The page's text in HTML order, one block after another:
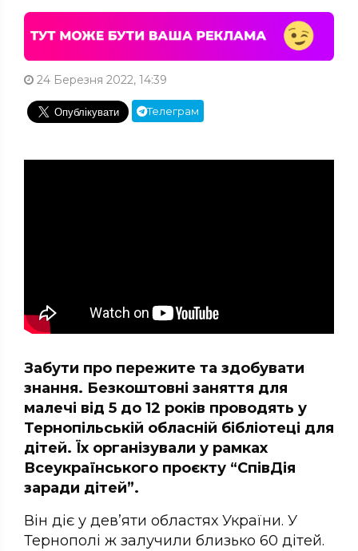
24 Березня 2022, 14:39
Телеграм
Забути про пережите та здобувати
знання. Безкоштовні заняття для
малечі від 5 до 12 років проводять у
Тернопільській обласній бібліотеці для
дітей. Їх організували у рамках
Всеукраїнського проєкту “СпівДія
заради дітей”.
Він діє у дев’яти областях України. У
Тернополі ж залучили близько 60 дітей.